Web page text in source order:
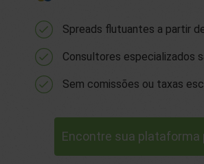
Spreads flutuantes a partir
Consultores especializados
Sem comissões ou taxas
Encontre sua plataforma